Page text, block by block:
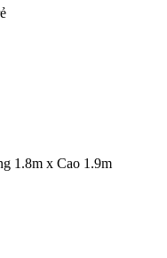
1.8m x Cao 1.9m